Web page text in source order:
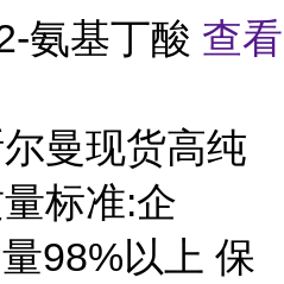
氨基丁酸 查看
曼现货高纯
标准:企
98%以上 保